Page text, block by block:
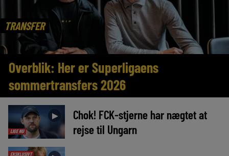
TRANSFER
Overblik: Her er Superligaens
sommertransfers 2026
LIGE NU
►
Chok! FCK-stjerne har nægtet at
rejse til Ungarn
EKSKLUSIVT